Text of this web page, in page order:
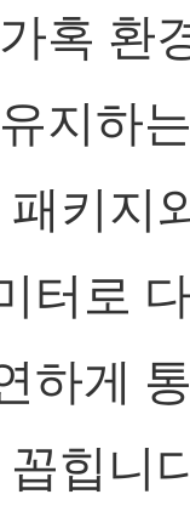
혹 환
지하
키지
터로
하게
힙니